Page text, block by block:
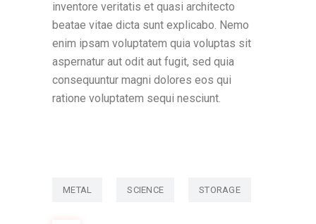
inventore veritatis et quasi architecto
beatae vitae dicta sunt explicabo. Nemo
enim ipsam voluptatem quia voluptas sit
aspernatur aut odit aut fugit, sed quia
consequuntur magni dolores eos qui
ratione voluptatem sequi nesciunt.
METAL SCIENCE STORAGE